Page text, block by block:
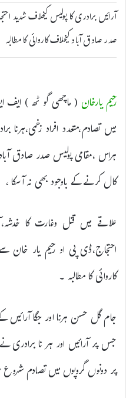
آرائیں برادری کا پولیس کیخلاف شدید
صدر صادق آباد کیخلاف کاروائی کا مطالبہ
رحیم یارخان( ماچھی گو ٹھ ) ایف
میں تصادم،متعدد افراد
ہراس ،مقامی پولیس صدر صادق
کال کرنے کے باوجود بھی نہ آسکا ،
علاقے میں قتل وغارت کا
احتجاج،ڈی پی او رحیم یار
کاروائی کا مطالبہ ۔
جام گل حسن ہرنا اور جگا آرائیں
جس پر آرائیں اور ہر نا برادری
پر دونوں گروپوں میں تصادم شروع